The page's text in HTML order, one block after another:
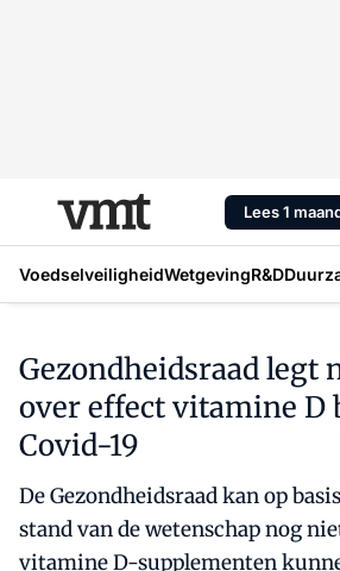
Lees 1
VoedselveiligheidWetgevingR&D
Gezondheidsraad legt
over effect vitamine D
Covid-19
De Gezondheidsraad kan op
stand van de wetenschap nog
vitamine D-supplementen